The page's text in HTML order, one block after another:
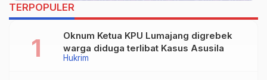
TERPOPULER
Hukrim
Oknum Ketua KPU Lumajang digrebek
warga diduga terlibat Kasus Asusila